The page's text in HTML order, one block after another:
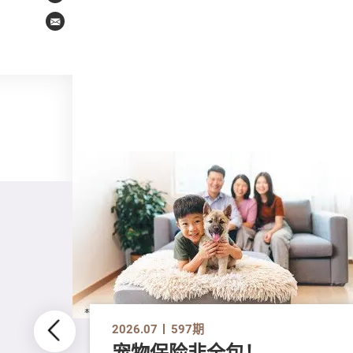
Email
2026.07 597期